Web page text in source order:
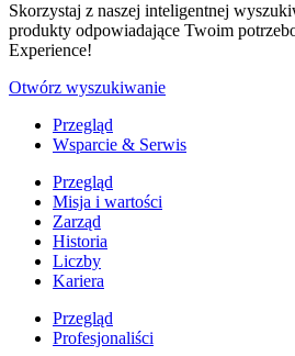
Skorzystaj z naszej inteligentnej
produkty odpowiadające Twoim
Experience!
Otwórz wyszukiwanie
Przegląd
Wsparcie & Serwis
Przegląd
Misja i wartości
Zarząd
Historia
Liczby
Kariera
Przegląd
Profesjonaliści